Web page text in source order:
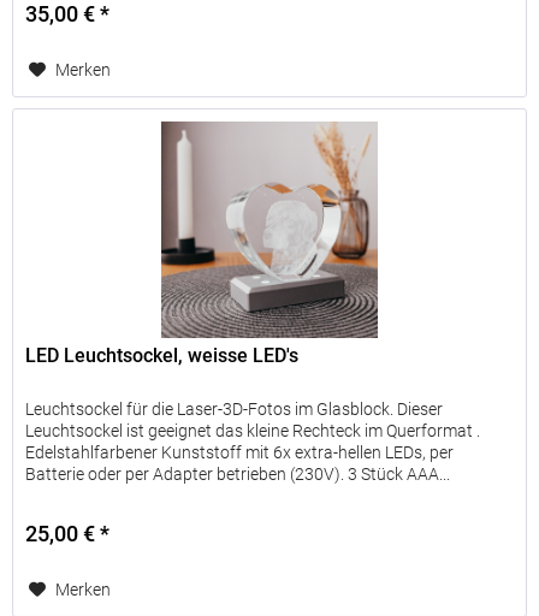
35,00 € *
Merken
LED Leuchtsockel, weisse LED's
Leuchtsockel für die Laser-3D-Fotos im Glasblock. Dieser
Leuchtsockel ist geeignet das kleine Rechteck im Querformat .
Edelstahlfarbener Kunststoff mit 6x extra-hellen LEDs, per
Batterie oder per Adapter betrieben (230V). 3 Stück AAA...
25,00 € *
Merken